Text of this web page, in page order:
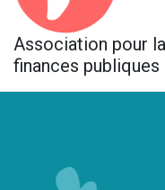
Association pour
finances publiques
PRÉSENTATION
ÉVÉNEMENTS
MÉDIATHÈQUE